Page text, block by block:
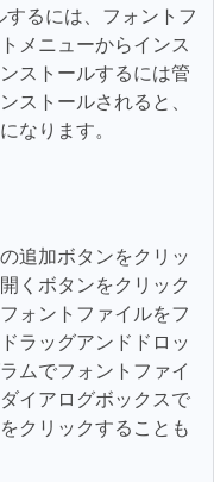
るには、フォントフ
メニューからインス
ストールするには管
ストールされると、
なります。
追加ボタンをクリッ
くボタンをクリック
ォントファイルをフ
ラッグアンドドロッ
ムでフォントファイ
イアログボックスで
クリックすることも